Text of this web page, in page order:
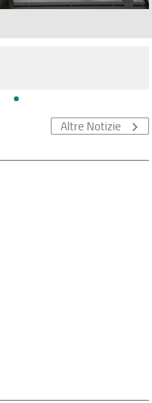
Altre Notizie